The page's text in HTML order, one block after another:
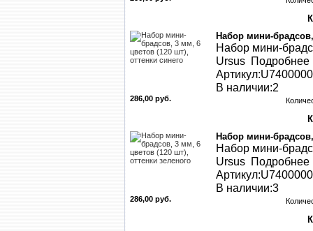
Набор мини-
Набор мини-
Ursus Подробнее
В наличии:2
286,00 руб.
Набор мини-
Набор мини-
Ursus Подробнее
В наличии:3
286,00 руб.